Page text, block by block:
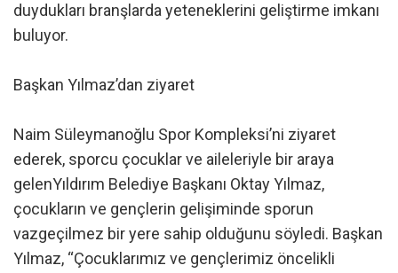
duydukları branşlarda yeteneklerini geliştirme imkanı
buluyor.
Başkan Yılmaz’dan ziyaret
Naim Süleymanoğlu Spor Kompleksi’ni ziyaret
ederek, sporcu çocuklar ve aileleriyle bir araya
gelenYıldırım Belediye Başkanı Oktay Yılmaz,
çocukların ve gençlerin gelişiminde sporun
vazgeçilmez bir yere sahip olduğunu söyledi. Başkan
Yılmaz, “Çocuklarımız ve gençlerimiz öncelikli